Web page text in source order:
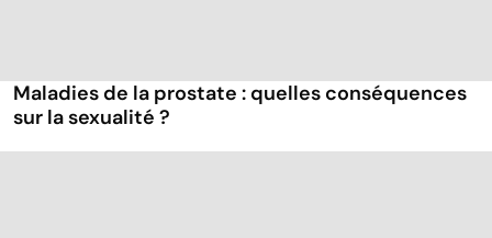
Maladies de la prostate : quelles conséquences
sur la sexualité ?